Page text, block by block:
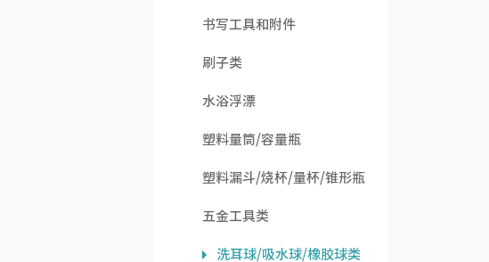
书写工具和附件
刷子类
水浴浮漂
塑料量筒/容量瓶
塑料漏斗/烧杯/量杯/锥形瓶
五金工具类
洗耳球/吸水球/橡胶球类